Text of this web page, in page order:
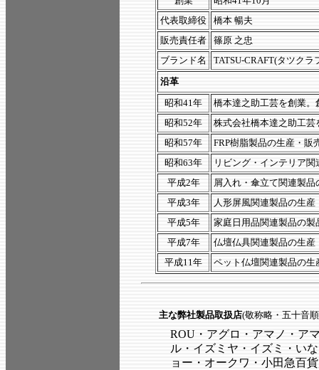
代表取締役
橋本 暢夫
販売責任者
篠原 之忠
ブランド名
TATSU-CRAFT(タツクラ
沿革
昭和41年
橋本達之助工芸を創業
昭和52年
株式会社橋本達之助工
昭和57年
FRP樹脂製品の生産・販
昭和63年
リビング・インテリア
平成2年
屑入れ・傘立て関連製
平成3年
人形屏風関連製品の生産
平成5年
家庭日用品関連製品の製
平成7年
仏壇仏具関連製品の生産
平成11年
ペット仏壇関連製品の生
主な弊社製品取扱店(敬称略・五十音
ROU・アグロ・アマノ・ア
ル・イズミヤ・イズミ・い
ョー・オークワ・小田急百